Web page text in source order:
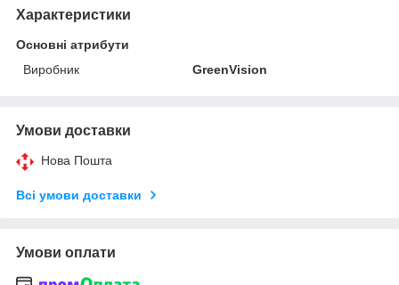
Характеристики
Основні атрибути
Виробник
GreenVision
Умови доставки
Нова Пошта
Всі умови доставки
Умови оплати